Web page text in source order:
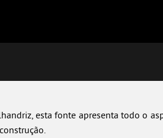
esta fonte apresenta todo o